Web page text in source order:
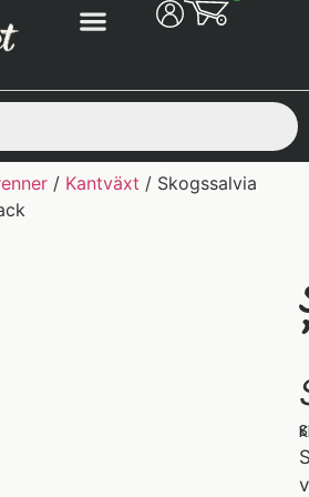
/ Kantväxt / Skogssalvia